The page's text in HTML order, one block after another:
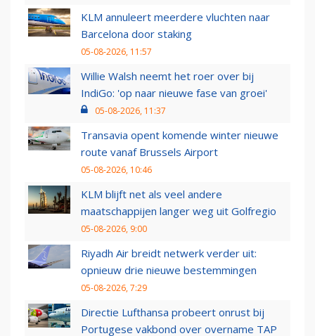
KLM annuleert meerdere vluchten naar
Barcelona door staking
05-08-2026, 11:57
Willie Walsh neemt het roer over bij
IndiGo: 'op naar nieuwe fase van groei'
05-08-2026, 11:37
Transavia opent komende winter nieuwe
route vanaf Brussels Airport
05-08-2026, 10:46
KLM blijft net als veel andere
maatschappijen langer weg uit Golfregio
05-08-2026, 9:00
Riyadh Air breidt netwerk verder uit:
opnieuw drie nieuwe bestemmingen
05-08-2026, 7:29
Directie Lufthansa probeert onrust bij
Portugese vakbond over overname TAP